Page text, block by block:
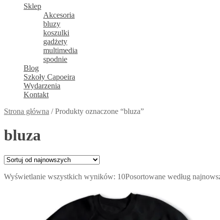
Sklep
Akcesoria
bluzy
koszulki
gadżety
multimedia
spodnie
Blog
Szkoły Capoeira
Wydarzenia
Kontakt
Strona główna /Produkty oznaczone “bluza”
bluza
Wyświetlanie wszystkich wyników: 10Posortowane według